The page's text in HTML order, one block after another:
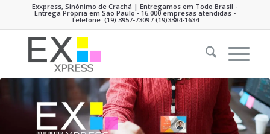
Exxpress, Sinônimo de Crachá | Entregamos em Todo Brasil -
Entrega Própria em São Paulo - 16.000 empresas atendidas -
Telefone:(19) 3957-7309 / (19)3384-1634